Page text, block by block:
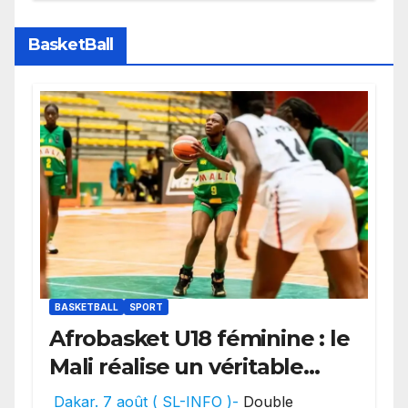
BasketBall
BASKETBALL SPORT
Afrobasket U18 féminine : le
Mali réalise un véritable
festival offensif et inflige
Dakar. 7 août ( SL-INFO )- Double